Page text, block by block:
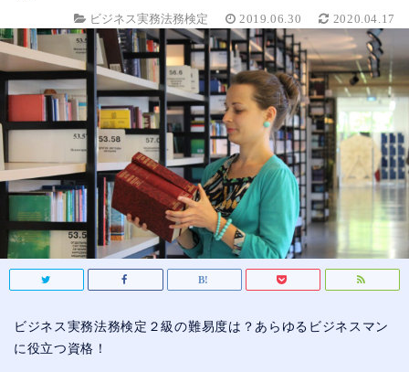
ビジネス実務法務検定 2019.06.30 2020.04.17
ビジネス実務法務検定２級の難易度は？あらゆるビジネスマン
に役立つ資格！